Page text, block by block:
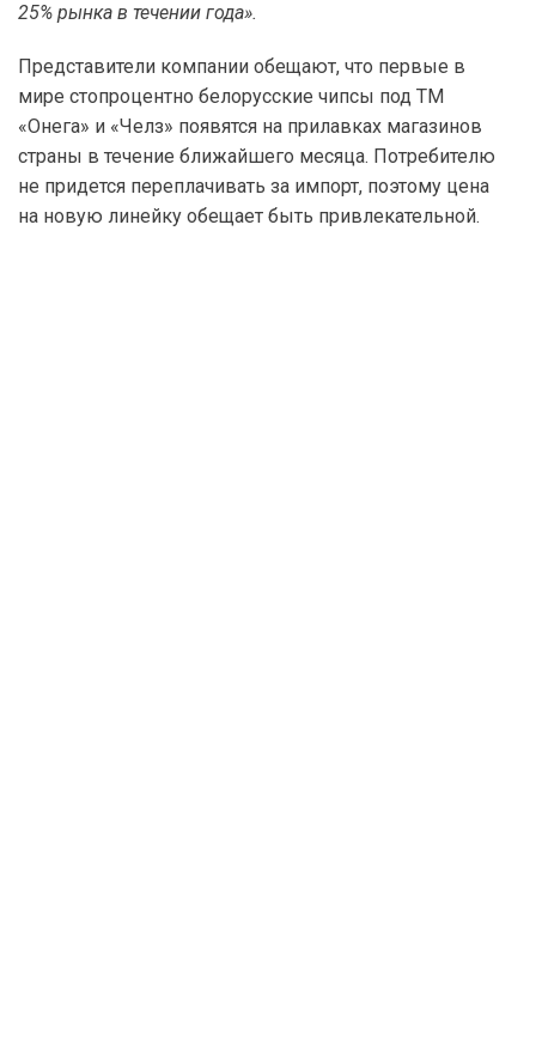
25% рынка в течении года».
Представители компании обещают, что первые в
мире стопроцентно белорусские чипсы под ТМ
«Онега» и «Челз» появятся на прилавках магазинов
страны в течение ближайшего месяца. Потребителю
не придется переплачивать за импорт, поэтому цена
на новую линейку обещает быть привлекательной.